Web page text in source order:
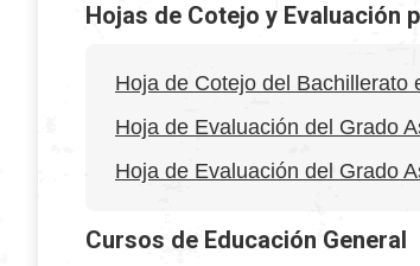
Hojas de Cotejo y Evaluación
Hoja de Cotejo del
Hoja de Evaluación del Grado
Hoja de Evaluación del Grado
Cursos de Educación General